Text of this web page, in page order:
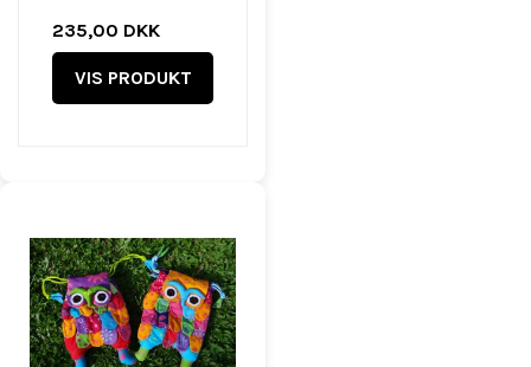
235,00 DKK
VIS PRODUKT